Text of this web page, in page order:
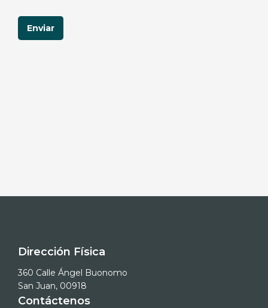
Dirección Física
360 Calle Ángel Buonomo
San Juan, 00918
Contáctenos